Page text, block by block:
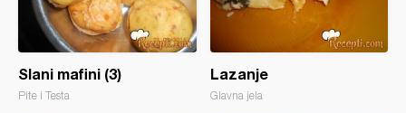
Slani mafini (3)
Pite i Testa
Lazanje
Glavna jela